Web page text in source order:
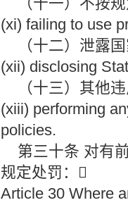
(xi) failing to use
（十二）泄露国
(xii) disclosing
（十三）其他违
(xiii) performing
policies.
第三十条 对有
规定处罚：
Article 30 Where